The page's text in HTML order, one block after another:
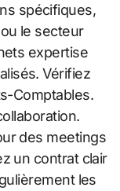
spécifiques,
le secteur
expertise
Vérifiez
Comptables.
des meetings
un contrat clair
les